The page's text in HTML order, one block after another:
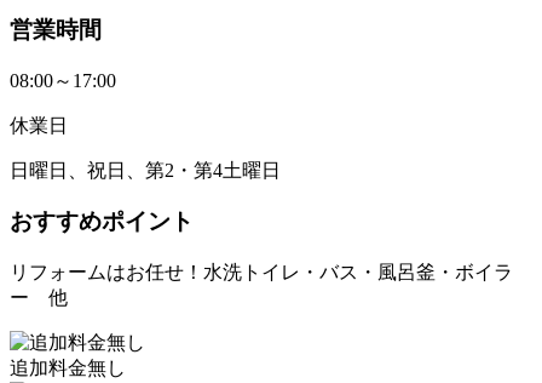
営業時間
08:00～17:00
休業日
日曜日、祝日、第2・第4土曜日
おすすめポイント
リフォームはお任せ！水洗トイレ・バス・風呂釜・ボイラ
ー 他
追加料金無し